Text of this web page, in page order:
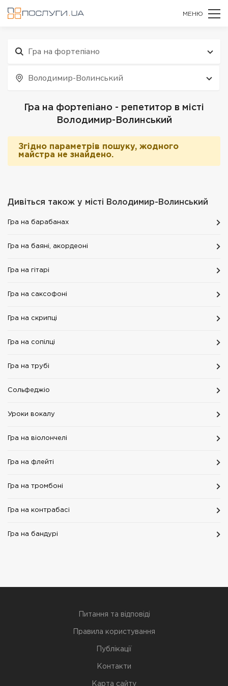
МЕНЮ
Гра на фортепіано
Володимир-Волинський
Гра на фортепіано - репетитор в місті
Володимир-Волинський
Згідно параметрів пошуку, жодного
майстра не знайдено.
Дивіться також у місті Володимир-Волинський
Гра на барабанах
Гра на баяні, акордеоні
Гра на гітарі
Гра на саксофоні
Гра на скрипці
Гра на сопілці
Гра на трубі
Сольфеджіо
Уроки вокалу
Гра на віолончелі
Гра на флейті
Гра на тромбоні
Гра на контрабасі
Гра на бандурі
Питання та відповіді
Правила користування
Публікації
Контакти
Карта сайту